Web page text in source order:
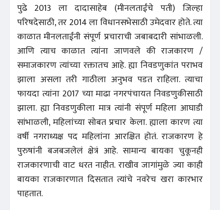
पुढे 2013 ला दादासाहेब (मीनलताईंचे पती) जिल्हा
परिषदेसाठी, तर 2014 ला विधानसभेसाठी उमेदवार होते. त्या
काळात मीनलताईंनी संपूर्ण प्रचाराची जबाबदारी सांभाळली.
आणि त्याच काळात त्यांना जाणवले की राजकारण /
समाजकारण त्यांच्या रक्तातच आहे. ह्या निवडणुकांत पराभव
झाला असला तरी गाठीला अनुभव पडत राहिला. त्याचा
फायदा त्यांना 2017 च्या माढा नगरपंचायत निवडणुकीसाठी
झाला. ह्या निवडणुकीला मात्र त्यांनी संपूर्ण महिला आघाडी
सांभाळली, महिलांच्या सोबत प्रचार केला. ह्याला कारण त्या
वर्षी नगराध्यक्ष पद महिलांना आरक्षित होतं. राजकारण हे
पुरुषांनी बजबजलेलं क्षेत्रं आहे. सामान्य बायका चुकूनही
राजकारणाची वाट धरत नाहीत. राखीव जागांमुळे ज्या काही
बायका राजकारणात दिसतात त्यांचे नवरेच खरा कारभार
पाहतात.